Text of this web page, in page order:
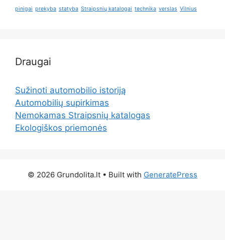
pinigai prekyba statyba Straipsnių katalogai technika verslas Vilnius
Draugai
Sužinoti automobilio istoriją
Automobilių supirkimas
Nemokamas Straipsnių katalogas
Ekologiškos priemonės
© 2026 Grundolita.lt • Built with GeneratePress